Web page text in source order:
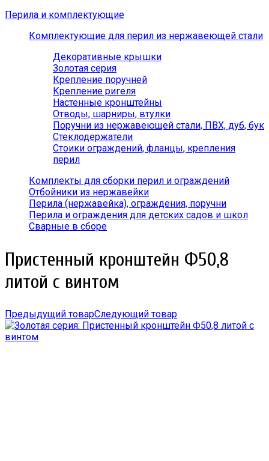
Перила и комплектующие
Комплектующие для перил из нержавеющей стали
Декоративные крышки
Золотая серия
Крепление поручней
Крепление ригеля
Настенные кронштейны
Отводы, шарниры, втулки
Поручни из нержавеющей стали, ПВХ, дуб, бук
Стеклодержатели
Стоики ограждений, фланцы, крепления
перил
Комплекты для сборки перил и ограждений
Отбойники из нержавейки
Перила (нержавейка), ограждения, поручни
Перила и ограждения для детских садов и школ
Сварные в сборе
Пристенный кронштейн Ф50,8
литой с винтом
Предыдущий товарСледующий товар